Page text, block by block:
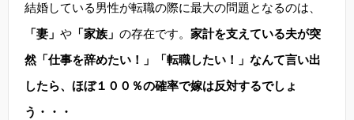
結婚している男性が転職の際に最大の問題となるのは、
「妻」 や 「家族」 の存在です。 家計を支えている夫が突
然「仕事を辞めたい！」「転職したい！」なんて言い出
したら、ほぼ１００％の確率で嫁は反対するでしょ
う・・・